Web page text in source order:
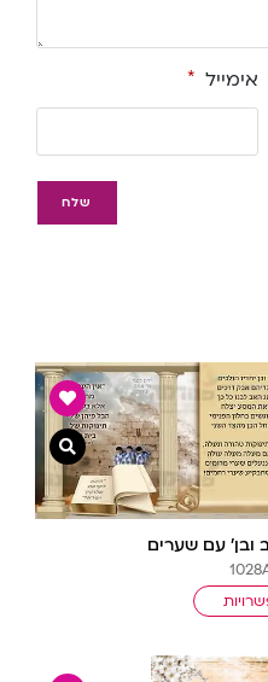
אימייל *
ובן’ עם שערים
צפייה